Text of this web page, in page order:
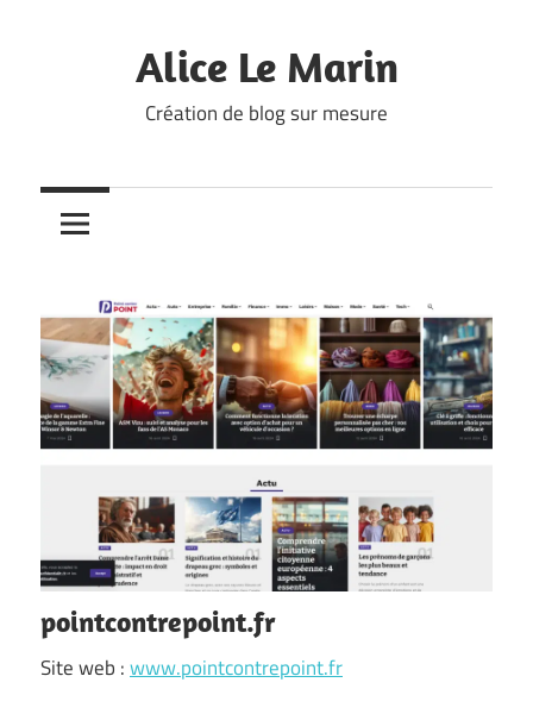
Alice Le Marin
Création de blog sur mesure
pointcontrepoint.fr
Site web :www.pointcontrepoint.fr